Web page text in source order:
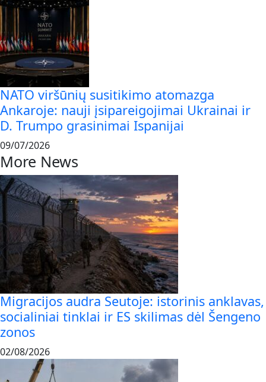
NATO viršūnių susitikimo atomazga
Ankaroje: nauji įsipareigojimai Ukrainai ir
D. Trumpo grasinimai Ispanijai
09/07/2026
More News
Migracijos audra Seutoje: istorinis anklavas,
socialiniai tinklai ir ES skilimas dėl Šengeno
zonos
02/08/2026